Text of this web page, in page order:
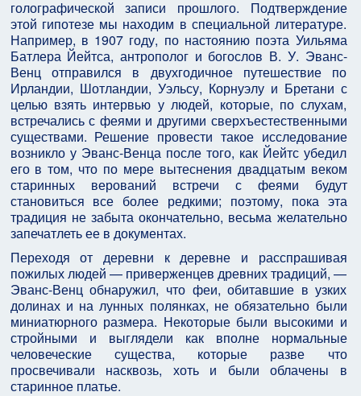
голографической записи прошлого. Подтверждение
этой гипотезе мы находим в специальной литературе.
Например, в 1907 году, по настоянию поэта Уильяма
Батлера Йейтса, антрополог и богослов В. У. Эванс-
Венц отправился в двухгодичное путешествие по
Ирландии, Шотландии, Уэльсу, Корнуэлу и Бретани с
целью взять интервью у людей, которые, по слухам,
встречались с феями и другими сверхъестественными
существами. Решение провести такое исследование
возникло у Эванс-Венца после того, как Йейтс убедил
его в том, что по мере вытеснения двадцатым веком
старинных верований встречи с феями будут
становиться все более редкими; поэтому, пока эта
традиция не забыта окончательно, весьма желательно
запечатлеть ее в документах.
Переходя от деревни к деревне и расспрашивая
пожилых людей — приверженцев древних традиций, —
Эванс-Венц обнаружил, что феи, обитавшие в узких
долинах и на лунных полянках, не обязательно были
миниатюрного размера. Некоторые были высокими и
стройными и выглядели как вполне нормальные
человеческие существа, которые разве что
просвечивали насквозь, хоть и были облачены в
старинное платье.